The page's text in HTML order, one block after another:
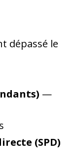
dépassé le
—
(SPD)